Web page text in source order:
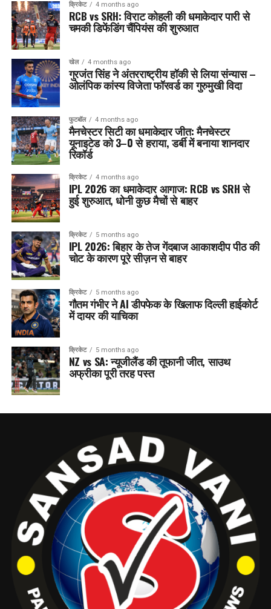
क्रिकेट 4 months ago
RCB vs SRH: विराट कोहली की धमाकेदार पारी से
चमकी डिफेंडिंग चैंपियंस की शुरुआत
खेल 4 months ago
गुरजंत सिंह ने अंतरराष्ट्रीय हॉकी से लिया संन्यास –
ओलंपिक कांस्य विजेता फॉरवर्ड का गुरुमुखी विदा
फुटबॉल 4 months ago
मैनचेस्टर सिटी का धमाकेदार जीत: मैनचेस्टर
यूनाइटेड को 3–0 से हराया, डर्बी में बनाया शानदार
रिकॉर्ड
क्रिकेट 4 months ago
IPL 2026 का धमाकेदार आगाज: RCB vs SRH से
हुई शुरुआत, धोनी कुछ मैचों से बाहर
क्रिकेट 5 months ago
IPL 2026: बिहार के तेज गेंदबाज आकाशदीप पीठ की
चोट के कारण पूरे सीज़न से बाहर
क्रिकेट 5 months ago
गौतम गंभीर ने AI डीपफेक के खिलाफ दिल्ली हाईकोर्ट
में दायर की याचिका
क्रिकेट 5 months ago
NZ vs SA: न्यूजीलैंड की तूफानी जीत, साउथ
अफ्रीका पूरी तरह पस्त